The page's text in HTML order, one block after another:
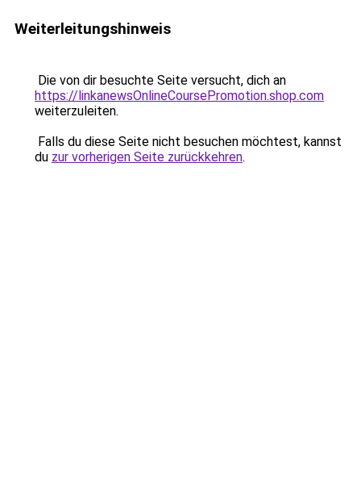
Weiterleitungshinweis
Die von dir besuchte Seite versucht, dich an
https://linkanewsOnlineCoursePromotion.shop.com
weiterzuleiten.
Falls du diese Seite nicht besuchen möchtest, kannst
du zur vorherigen Seite zurückkehren.